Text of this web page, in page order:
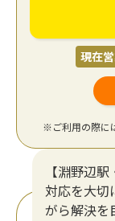
現在
※ご利用の際に
【淵野辺
対応を大切
がら解決を